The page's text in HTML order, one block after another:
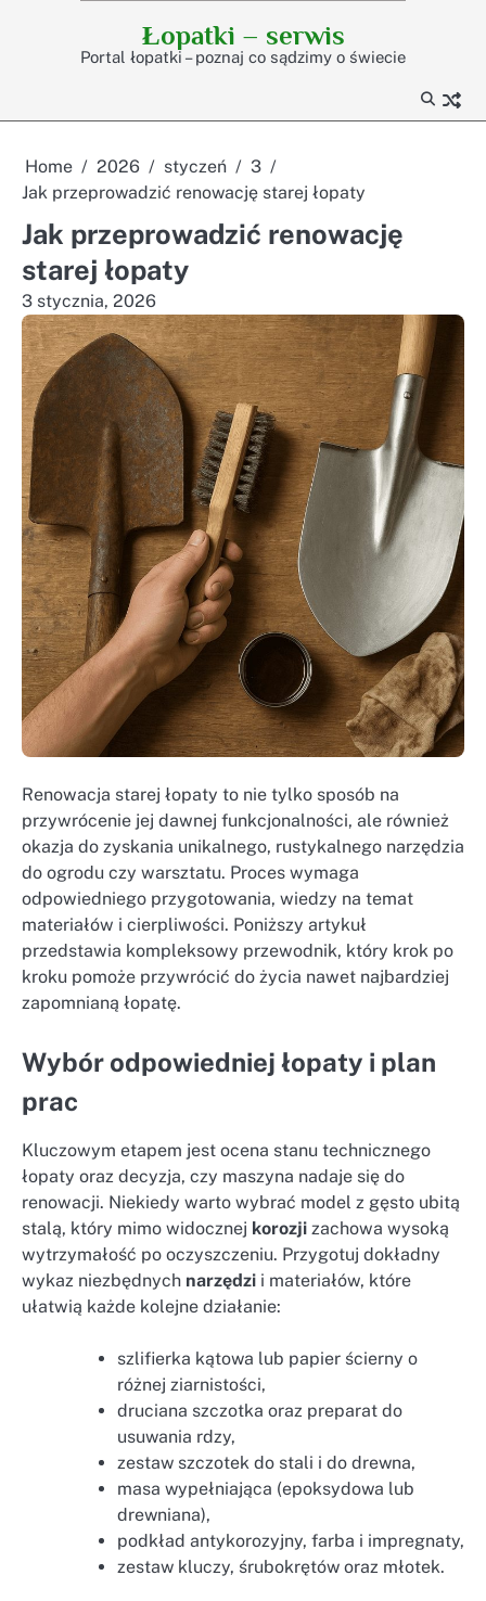
Łopatki – serwis
Portal łopatki – poznaj co sądzimy o świecie
Home 2026 styczeń
3
Jak przeprowadzić renowację starej łopaty
Jak przeprowadzić renowację
starej łopaty
3 stycznia, 2026
Renowacja starej łopaty to nie tylko sposób na
przywrócenie jej dawnej funkcjonalności, ale również
okazja do zyskania unikalnego, rustykalnego narzędzia
do ogrodu czy warsztatu. Proces wymaga
odpowiedniego przygotowania, wiedzy na temat
materiałów i cierpliwości. Poniższy artykuł
przedstawia kompleksowy przewodnik, który krok po
kroku pomoże przywrócić do życia nawet najbardziej
zapomnianą łopatę.
Wybór odpowiedniej łopaty i plan
prac
Kluczowym etapem jest ocena stanu technicznego
łopaty oraz decyzja, czy maszyna nadaje się do
renowacji. Niekiedy warto wybrać model z gęsto ubitą
stalą, który mimo widocznej korozji zachowa wysoką
wytrzymałość po oczyszczeniu. Przygotuj dokładny
wykaz niezbędnych narzędzi i materiałów, które
ułatwią każde kolejne działanie:
szlifierka kątowa lub papier ścierny o
różnej ziarnistości,
druciana szczotka oraz preparat do
usuwania rdzy,
zestaw szczotek do stali i do drewna,
masa wypełniająca (epoksydowa lub
drewniana),
podkład antykorozyjny, farba i impregnaty,
zestaw kluczy, śrubokrętów oraz młotek.